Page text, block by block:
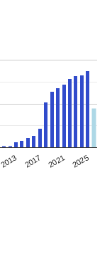
2013 2017 2021 2025